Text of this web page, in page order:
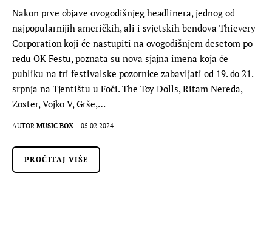
Nakon prve objave ovogodišnjeg headlinera, jednog od
najpopularnijih američkih, ali i svjetskih bendova Thievery
Corporation koji će nastupiti na ovogodišnjem desetom po
redu OK Festu, poznata su nova sjajna imena koja će
publiku na tri festivalske pozornice zabavljati od 19. do 21.
srpnja na Tjentištu u Foči. The Toy Dolls, Ritam Nereda,
Zoster, Vojko V, Grše,…
AUTOR MUSIC BOX 05.02.2024.
PROČITAJ VIŠE